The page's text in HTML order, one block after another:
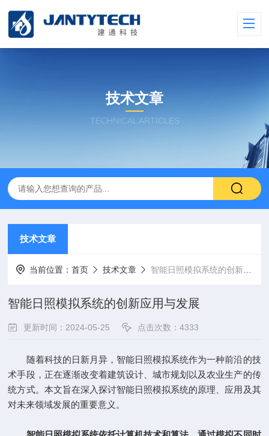
技术文章
TECHNICAL ARTICLES
技术文章
当前位置：首页 技术文章 智能日照模拟系统的创新应用与发展
智能日照模拟系统的创新应用与发展
更新时间：2024-05-25 点击次数：4333
随着科技的日新月异，智能日照模拟系统作为一种前沿的技
术手段，正在逐渐改变着建筑设计、城市规划以及农业生产的传
统方式。本文旨在深入探讨智能日照模拟系统的原理、应用及其
对未来领域发展的重要意义。